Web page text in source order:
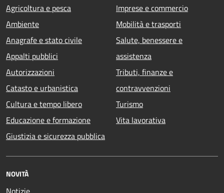
Agricoltura e pesca
Ambiente
Anagrafe e stato civile
Appalti pubblici
Autorizzazioni
Catasto e urbanistica
Cultura e tempo libero
Educazione e formazione
Giustizia e sicurezza pubblica
Imprese e commercio
Mobilità e trasporti
Salute, benessere e
assistenza
Tributi, finanze e
contravvenzioni
Turismo
Vita lavorativa
NOVITÀ